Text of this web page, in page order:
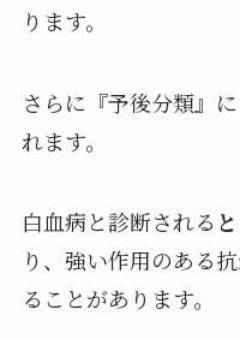
ります。
さらに『予後分類』
れます。
白血病と診断される
り、強い作用のある
ることがあります。